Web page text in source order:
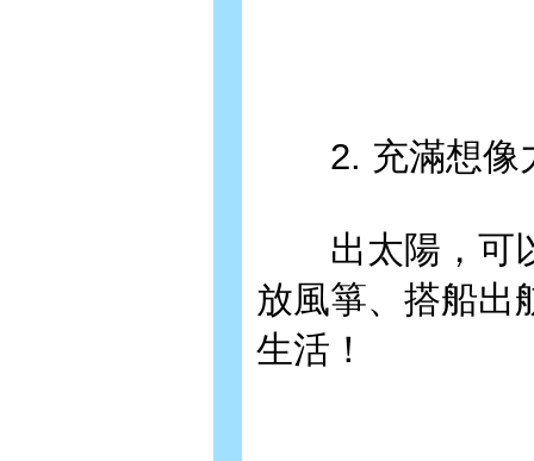
2. 充滿想像
出太陽，可以
放風箏、搭船
生活！